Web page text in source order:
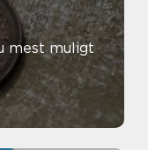
mest muligt